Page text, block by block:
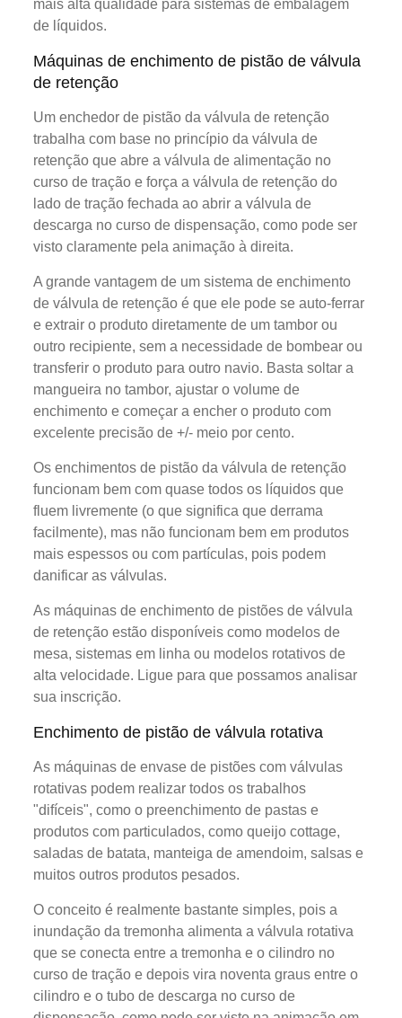
mais alta qualidade para sistemas de embalagem
de líquidos.
Máquinas de enchimento de pistão de válvula
de retenção
Um enchedor de pistão da válvula de retenção
trabalha com base no princípio da válvula de
retenção que abre a válvula de alimentação no
curso de tração e força a válvula de retenção do
lado de tração fechada ao abrir a válvula de
descarga no curso de dispensação, como pode ser
visto claramente pela animação à direita.
A grande vantagem de um sistema de enchimento
de válvula de retenção é que ele pode se auto-ferrar
e extrair o produto diretamente de um tambor ou
outro recipiente, sem a necessidade de bombear ou
transferir o produto para outro navio. Basta soltar a
mangueira no tambor, ajustar o volume de
enchimento e começar a encher o produto com
excelente precisão de +/- meio por cento.
Os enchimentos de pistão da válvula de retenção
funcionam bem com quase todos os líquidos que
fluem livremente (o que significa que derrama
facilmente), mas não funcionam bem em produtos
mais espessos ou com partículas, pois podem
danificar as válvulas.
As máquinas de enchimento de pistões de válvula
de retenção estão disponíveis como modelos de
mesa, sistemas em linha ou modelos rotativos de
alta velocidade. Ligue para que possamos analisar
sua inscrição.
Enchimento de pistão de válvula rotativa
As máquinas de envase de pistões com válvulas
rotativas podem realizar todos os trabalhos
"difíceis", como o preenchimento de pastas e
produtos com particulados, como queijo cottage,
saladas de batata, manteiga de amendoim, salsas e
muitos outros produtos pesados.
O conceito é realmente bastante simples, pois a
inundação da tremonha alimenta a válvula rotativa
que se conecta entre a tremonha e o cilindro no
curso de tração e depois vira noventa graus entre o
cilindro e o tubo de descarga no curso de